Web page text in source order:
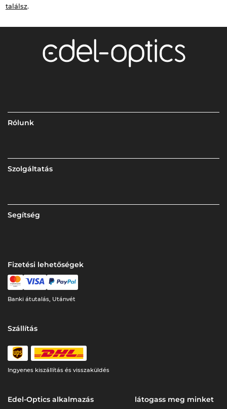
találsz.
Rólunk
Szolgáltatás
Segítség
Fizetési lehetőségek
Banki átutalás, Utánvét
Szállítás
Ingyenes kiszállítás és visszaküldés
Edel-Optics alkalmazás látogass meg minket